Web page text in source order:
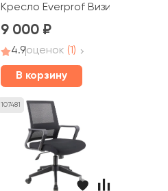
Кресло Everprof Визит / Visit
9 000
4.9оценок (1)
В корзину
107481